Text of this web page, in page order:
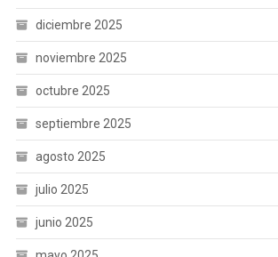
diciembre 2025
noviembre 2025
octubre 2025
septiembre 2025
agosto 2025
julio 2025
junio 2025